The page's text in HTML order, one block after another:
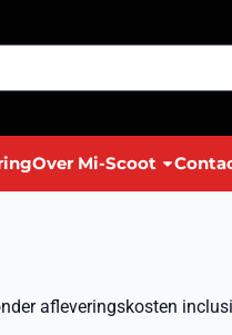
Over Mi-Scoot
afleveringskosten